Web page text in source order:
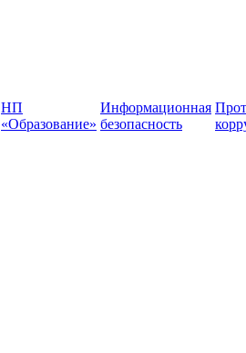
НП
«Образование»
Информационная
безопасность